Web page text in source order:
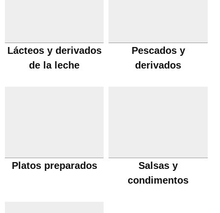
Lácteos y derivados
de la leche
Pescados y
derivados
Platos preparados
Salsas y
condimentos